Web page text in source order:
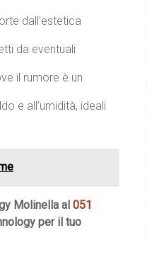
dall’estetica
da eventuali
il rumore è un
e all’umidità, ideali
Molinella al 051
per il tuo